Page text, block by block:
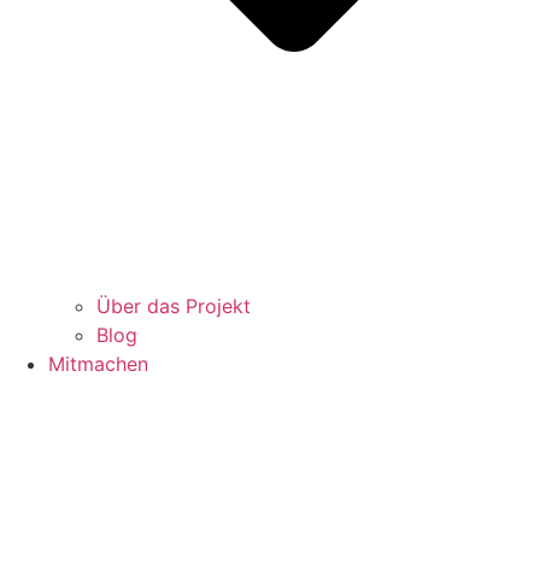
Über das Projekt
Blog
Mitmachen